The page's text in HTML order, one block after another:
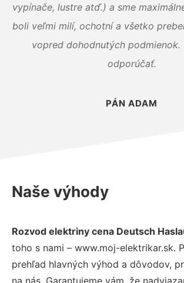
vypínače, lustre atď.) a sme
boli veľmi milí, ochotní a všetko
vopred dohodnutých podmienok.
odporúčať.
PÁN ADAM
Naše výhody
Rozvod elektriny cena Deutsch
toho s nami – www.moj-elektrikar.sk.
prehľad hlavných výhod a dôvodov,
na nás. Garantujeme vám, že